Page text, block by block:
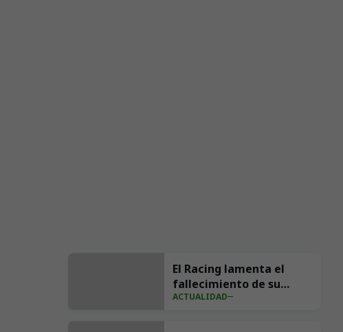
El Racing lamenta el
fallecimiento de su
exfutbolista Andrés
ACTUALIDAD